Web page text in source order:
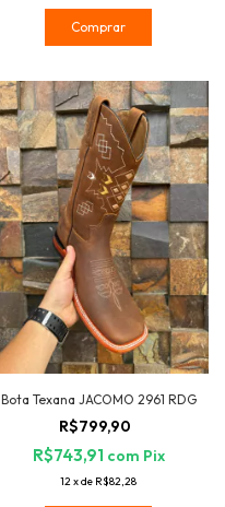
Comprar
Bota Texana JACOMO 2961 RDG
R$799,90
R$743,91 com Pix
12xde R$82,28